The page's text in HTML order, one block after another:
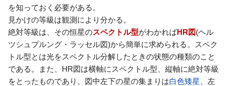
を知っておく必要がある。
見かけの等級は観測により分かる。
絶対等級は、その恒星のスペクトル型がわかればHR図(ヘル
ツシュプルング・ラッセル図)から簡単に求められる。スペク
トル型とは光をスペクトル分解したときの状態の種類のこと
である。また、HR図は横軸にスペクトル型、縦軸に絶対等級
をとったものであり、図中左下の星の集まりは白色矮星
、左